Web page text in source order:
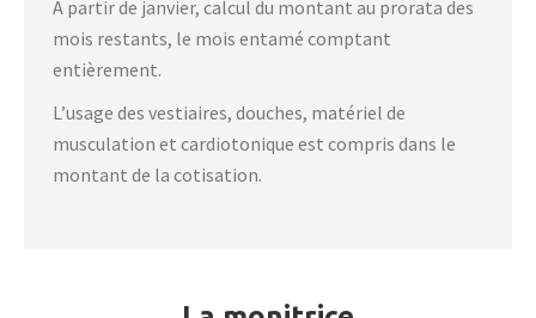
A partir de janvier, calcul du montant au prorata des
mois restants, le mois entamé comptant
entièrement.
L’usage des vestiaires, douches, matériel de
musculation et cardiotonique est compris dans le
montant de la cotisation.